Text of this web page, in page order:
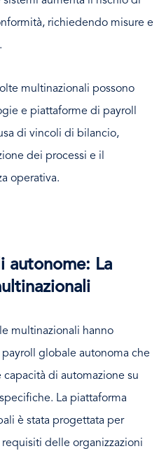
richiedendo misure e
multinazionali possono
e piattaforme di payroll
di vincoli di bilancio,
dei processi e il
operativa.
autonome: La
multinazionali hanno
globale autonoma che
di automazione su
La piattaforma
è stata progettata per
delle organizzazioni